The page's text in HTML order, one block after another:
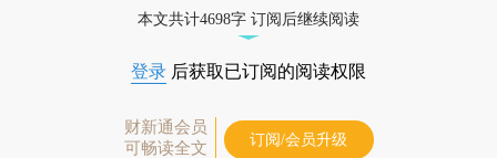
本文共计4698字 订阅后继续阅读
登录 后获取已订阅的阅读权限
财新通会员
可畅读全文
订阅/会员升级